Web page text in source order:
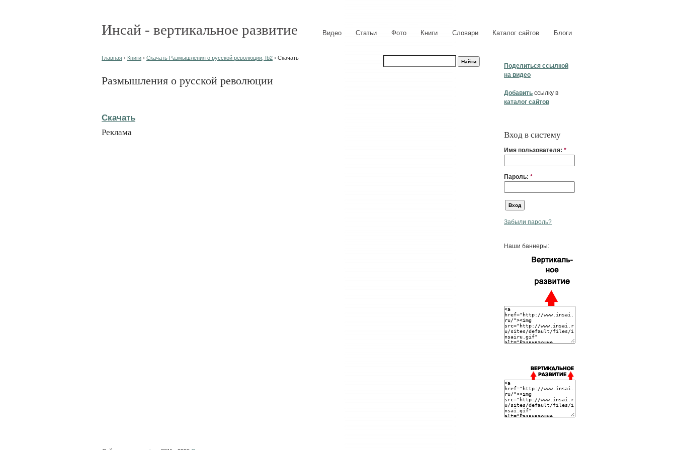
Инсай - вертикальное развитие Видео Статьи Фото Книги Словари Каталог сайтов Блоги
Поделиться ссылкой
на видео
Добавить ссылку в
каталог сайтов
Вход в систему
Имя пользователя: *
Пароль: *
Забыли пароль?
Наши баннеры:
Главная › Книги › Скачать Размышления о русской революции, fb2 › Скачать
Размышления о русской революции
Скачать
Реклама